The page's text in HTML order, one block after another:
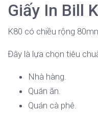
Giấy In Bill
K80 có chiều rộng
Đây là lựa chọn tiêu
Nhà hàng.
Quán ăn.
Quán cà phê.